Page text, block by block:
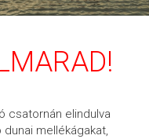
!
csatornán elindulva
mellékágakat,